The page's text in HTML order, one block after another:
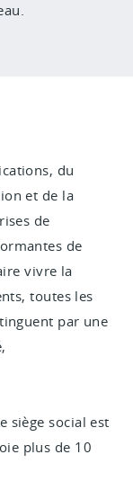
du
et de la
de
de
vivre la
toutes les
par une
siège social est
plus de 10